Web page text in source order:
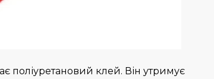
поліуретановий клей. Він утримує